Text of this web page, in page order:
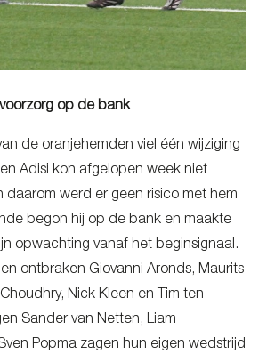
op de bank
de oranjehemden viel één wijziging
Adisi kon afgelopen week niet
daarom werd er geen risico met hem
begon hij op de bank en maakte
opwachting vanaf het beginsignaal.
ontbraken Giovanni Aronds, Maurits
Nick Kleen en Tim ten
Sander van Netten, Liam
Popma zagen hun eigen wedstrijd